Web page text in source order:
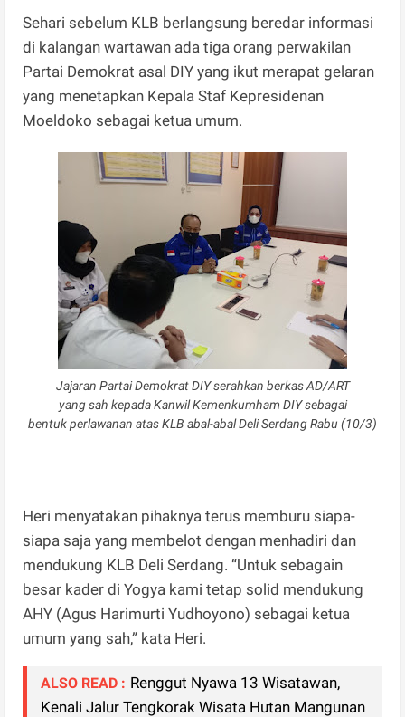
Sehari sebelum KLB berlangsung beredar informasi
di kalangan wartawan ada tiga orang perwakilan
Partai Demokrat asal DIY yang ikut merapat gelaran
yang menetapkan Kepala Staf Kepresidenan
Moeldoko sebagai ketua umum.
Jajaran Partai Demokrat DIY serahkan berkas AD/ART
yang sah kepada Kanwil Kemenkumham DIY sebagai
bentuk perlawanan atas KLB abal-abal Deli Serdang Rabu (10/3)
Heri menyatakan pihaknya terus memburu siapa-
siapa saja yang membelot dengan menhadiri dan
mendukung KLB Deli Serdang. “Untuk sebagain
besar kader di Yogya kami tetap solid mendukung
AHY (Agus Harimurti Yudhoyono) sebagai ketua
umum yang sah,” kata Heri.
ALSO READ : Renggut Nyawa 13 Wisatawan,
Kenali Jalur Tengkorak Wisata Hutan Mangunan